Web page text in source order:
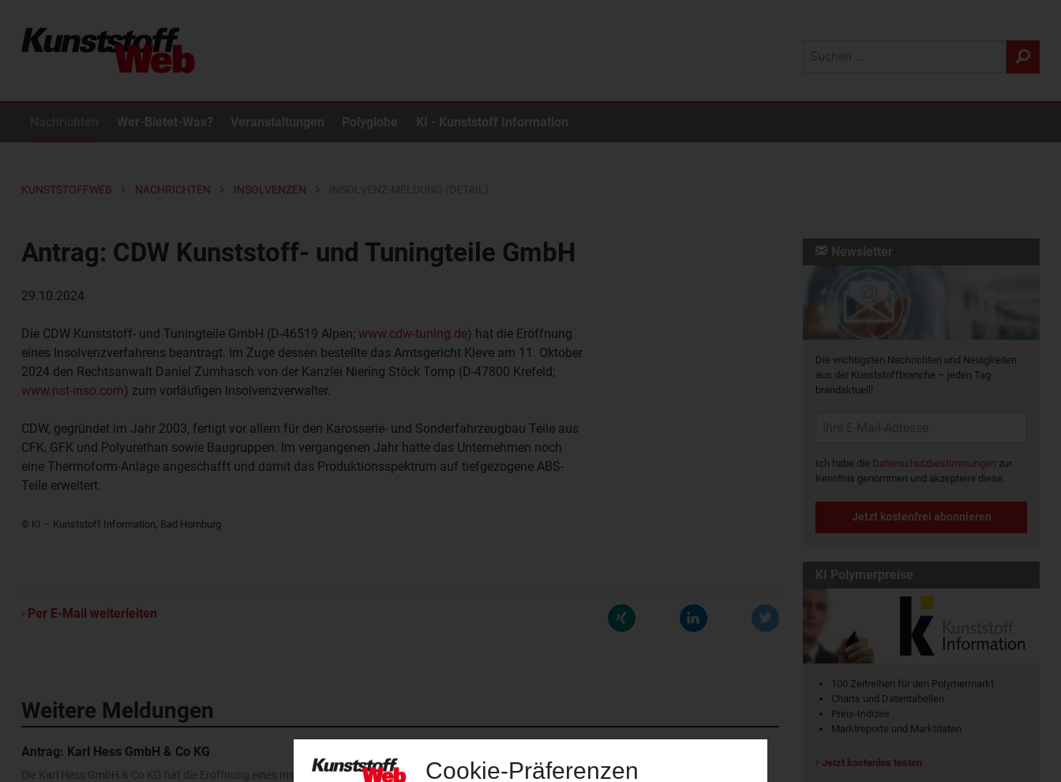
Wer-Bietet-Was? Veranstaltungen Polyglobe KI - Kunststoff Information
KUNSTSTOFFWEB NACHRICHTEN INSOLVENZEN
Antrag: CDW Kunststoff- und Tuningteile GmbH
29.10.2024
Die CDW Kunststoff- und Tuningteile GmbH (D-46519 Alpen; www.cdw-tuning.de) hat die Eröffnung
eines Insolvenzverfahrens beantragt. Im Zuge dessen bestellte das Amtsgericht Kleve am 11. Oktober
2024 den Rechtsanwalt Daniel Zumhasch von der Kanzlei Niering Stöck Tomp (D-47800 Krefeld;
www.nst-inso.com) zum vorläufigen Insolvenzverwalter.
CDW, gegründet im Jahr 2003, fertigt vor allem für den Karosserie- und Sonderfahrzeugbau Teile aus
CFK, GFK und Polyurethan sowie Baugruppen. Im vergangenen Jahr hatte das Unternehmen noch
eine Thermoform-Anlage angeschafft und damit das Produktionsspektrum auf tiefgezogene ABS-
Teile erweitert.
© KI – Kunststoff Information, Bad Homburg
Per E-Mail weiterleiten
Weitere Meldungen
Antrag: Karl Hess GmbH & Co KG
Die Karl Hess GmbH & Co KG hat die Eröffnung eines Insolvenzverfahrens beantragt. Das Amtsgericht Siegen bestellte daraufhin am 27. Juli 2026 den
Newsletter
Die wichtigsten Nachrichten und Neuigkeiten
aus der Kunststoffbranche – jeden Tag
brandaktuell!
Ich habe die Datenschutzbestimmungen zur
Kenntnis genommen und akzeptiere diese.
Jetzt kostenfrei abonnieren
KI Polymerpreise
100 Zeitreihen für den Polymermarkt
Charts und Datentabellen
Preis-Indizes
Marktreports und Marktdaten
Jetzt kostenlos testen